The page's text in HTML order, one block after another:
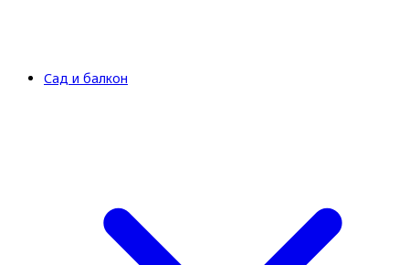
Сад и балкон